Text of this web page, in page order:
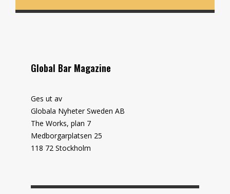
Global Bar Magazine
Ges ut av
Globala Nyheter Sweden AB
The Works, plan 7
Medborgarplatsen 25
118 72 Stockholm